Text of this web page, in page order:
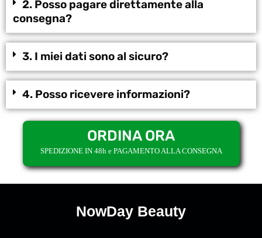
2. Posso pagare direttamente alla
consegna?
3. I miei dati sono al sicuro?
4. Posso ricevere informazioni?
ORDINA ORA
SPEDIZIONE IN 48h e PAGAMENTO ALLA CONSEGNA
NowDay Beauty